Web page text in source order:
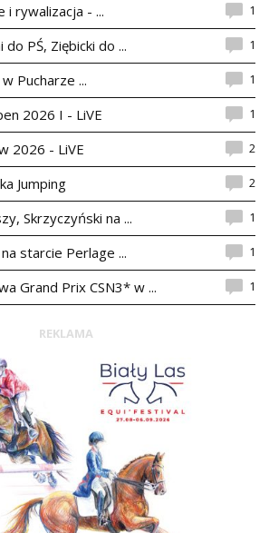
rywalizacja - ... 1
PŚ, Ziębicki do ... 1
Pucharze ... 1
2026 I - LiVE 1
2026 - LiVE 2
Jumping 2
Skrzyczyński na ... 1
starcie Perlage ... 1
Grand Prix CSN3* w ... 1
REKLAMA